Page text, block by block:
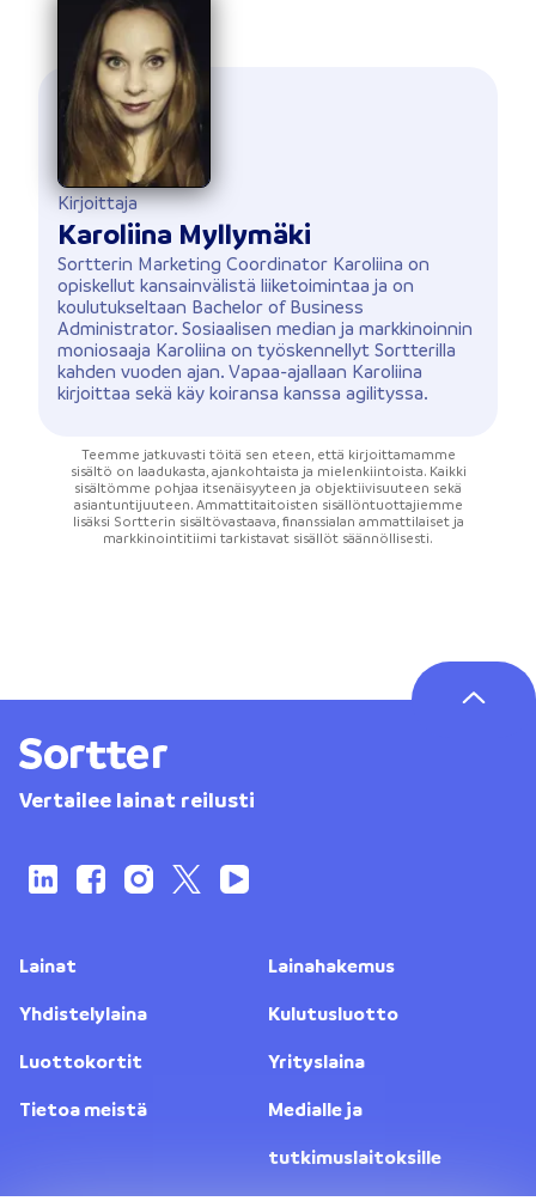
Kirjoittaja
Karoliina Myllymäki
Sortterin Marketing Coordinator Karoliina on
opiskellut kansainvälistä liiketoimintaa ja on
koulutukseltaan Bachelor of Business
Administrator. Sosiaalisen median ja markkinoinnin
moniosaaja Karoliina on työskennellyt Sortterilla
kahden vuoden ajan. Vapaa-ajallaan Karoliina
kirjoittaa sekä käy koiransa kanssa agilityssa.
Teemme jatkuvasti töitä sen eteen, että kirjoittamamme
sisältö on laadukasta, ajankohtaista ja mielenkiintoista. Kaikki
sisältömme pohjaa itsenäisyyteen ja objektiivisuuteen sekä
asiantuntijuuteen. Ammattitaitoisten sisällöntuottajiemme
lisäksi Sortterin sisältövastaava, finanssialan ammattilaiset ja
markkinointitiimi tarkistavat sisällöt säännöllisesti.
Vertailee lainat reilusti
Lainat
Lainahakemus
Yhdistelylaina
Kulutusluotto
Luottokortit
Yrityslaina
Tietoa meistä
Medialle ja
tutkimuslaitoksille